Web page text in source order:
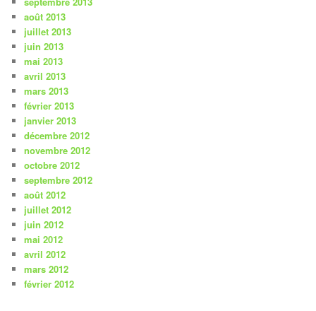
août 2013
juillet 2013
juin 2013
mai 2013
avril 2013
mars 2013
février 2013
janvier 2013
décembre 2012
novembre 2012
octobre 2012
septembre 2012
août 2012
juillet 2012
juin 2012
mai 2012
avril 2012
mars 2012
février 2012